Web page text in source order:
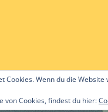
Cookies. Wenn du die
von Cookies, findest du hier: